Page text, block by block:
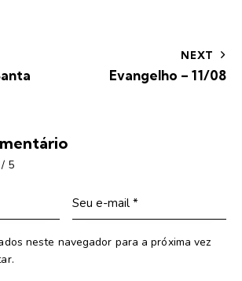
NEXT
Evangelho – 11/08
/ 5
neste navegador para a próxima vez